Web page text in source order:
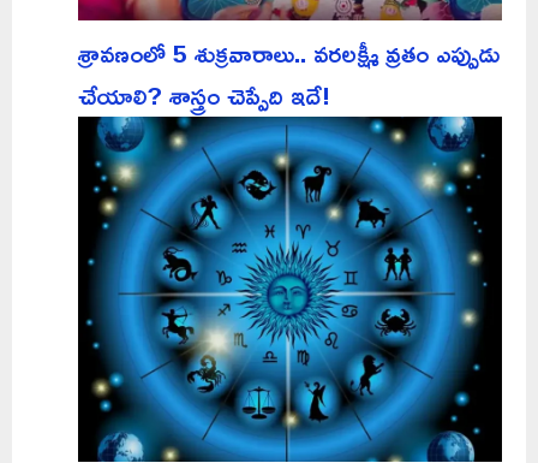
శ్రావణంలో 5 శుక్రవారాలు.. వరలక్ష్మీ వ్రతం ఎప్పుడు
చేయాలి? శాస్త్రం చెప్పేది ఇదే!